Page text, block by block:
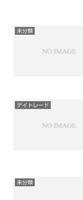
未分類
デイトレード
未分類